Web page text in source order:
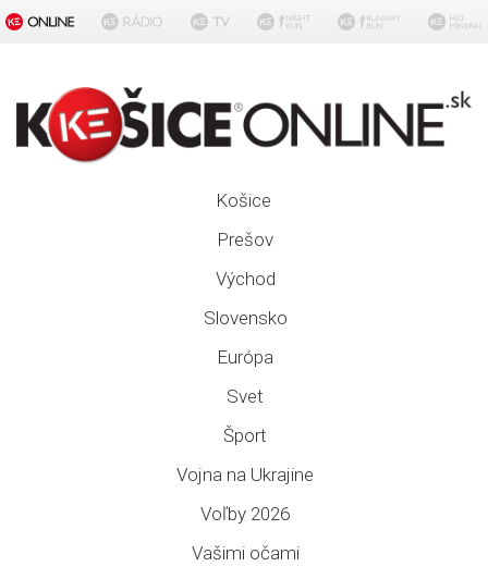
Košice
Prešov
Východ
Slovensko
Európa
Svet
Šport
Vojna na Ukrajine
Voľby 2026
Vašimi očami